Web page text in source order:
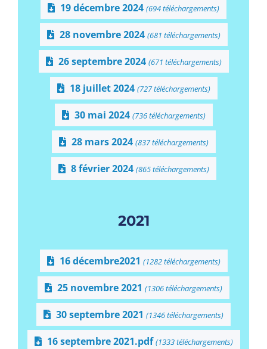
19 décembre 2024 (694 téléchargements)
28 novembre 2024 (681 téléchargements)
26 septembre 2024 (671 téléchargements)
18 juillet 2024 (727 téléchargements)
30 mai 2024 (736 téléchargements)
28 mars 2024 (837 téléchargements)
8 février 2024 (865 téléchargements)
2021
16 décembre2021 (1282 téléchargements)
25 novembre 2021 (1306 téléchargements)
30 septembre 2021 (1346 téléchargements)
16 septembre 2021.pdf (1333 téléchargements)